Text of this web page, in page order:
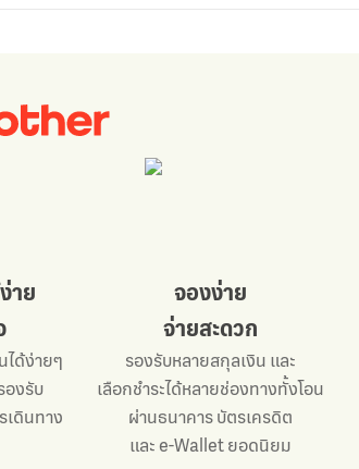
าย
ได้ง่ายๆ
งรับ
ดินทาง
จองง่าย
จ่ายสะดวก
รองรับหลายสกุลเงิน และ
เลือกชำระได้หลายช่องทางทั้งโอน
ผ่านธนาคาร บัตรเครดิต
และ e-Wallet ยอดนิยม